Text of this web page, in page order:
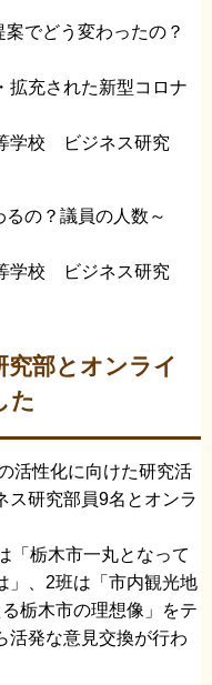
でどう変わったの？
充された新型コロナ
学校 ビジネス研究
の？議員の人数～
学校 ビジネス研究
究部とオンライ
た
活性化に向けた研究活
ス研究部員9名とオンラ
「栃木市一丸となって
」、2班は「市内観光地
栃木市の理想像」をテ
活発な意見交換が行わ